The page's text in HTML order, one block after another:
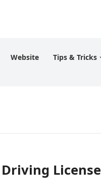
Website Tips & Tricks
License